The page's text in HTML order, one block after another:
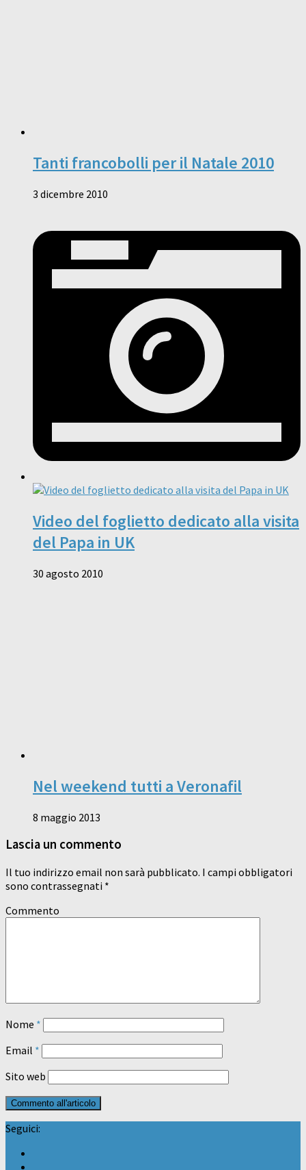
Tanti francobolli per il Natale 2010
3 dicembre 2010
Video del foglietto dedicato alla visita
del Papa in UK
30 agosto 2010
Nel weekend tutti a Veronafil
8 maggio 2013
Lascia un commento
Il tuo indirizzo email non sarà pubblicato. I campi obbligatori
sono contrassegnati *
Commento
Nome *
Email *
Sito web
Seguici: